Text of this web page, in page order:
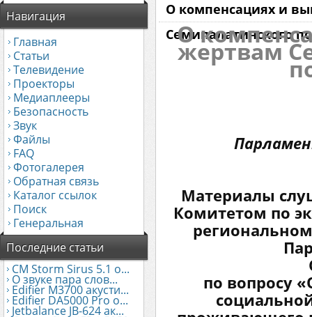
Навигация
Главная
Статьи
Телевидение
Проекторы
Медиаплееры
Безопасность
Звук
Файлы
FAQ
Фотогалерея
Обратная связь
Каталог ссылок
Поиск
Генеральная
Последние статьи
CM Storm Sirus 5.1 о...
О звуке пара слов...
Edifier М3700 акусти...
Edifier DA5000 Pro о...
Jetbalance JB-624 ак...
О компенсациях и
Семипалатинского
О
жертвам
Материалы
Комитетом по
по вопросу